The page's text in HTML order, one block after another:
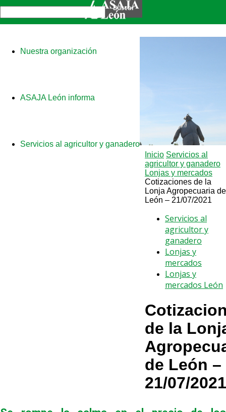
Nuestra organización
ASAJA León informa
Servicios al agricultor y ganadero
Inicio Servicios al
agricultor y ganadero
Lonjas y mercados
Cotizaciones de la
Lonja Agropecuaria de
León – 21/07/2021
Servicios al
agricultor y
ganadero
Lonjas y
mercados
Lonjas y
mercados León
de la
de León –
21/07/2021